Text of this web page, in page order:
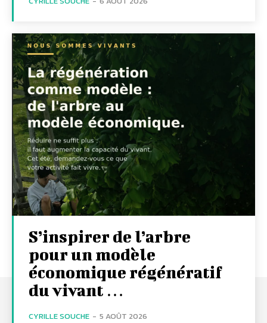
S’inspirer de l’arbre
pour un modèle
économique régénératif
du vivant …
CYRILLE SOUCHE - 5 AOÛT 2026